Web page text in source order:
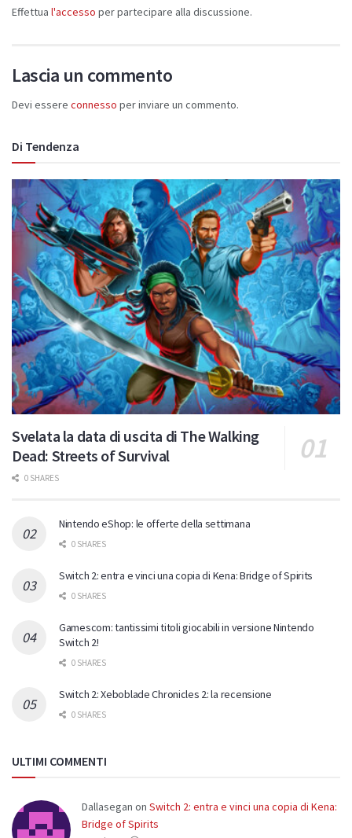
Effettua l'accesso per partecipare alla discussione.
Lascia un commento
Devi essere connesso per inviare un commento.
Di Tendenza
Svelata la data di uscita di The Walking
Dead: Streets of Survival
0 SHARES
Nintendo eShop: le offerte della settimana
0 SHARES
Switch 2: entra e vinci una copia di Kena: Bridge of Spirits
0 SHARES
Gamescom: tantissimi titoli giocabili in versione Nintendo
Switch 2!
0 SHARES
Switch 2: Xeboblade Chronicles 2: la recensione
0 SHARES
ULTIMI COMMENTI
Dallasegan on Switch 2: entra e vinci una copia di Kena:
Bridge of Spirits